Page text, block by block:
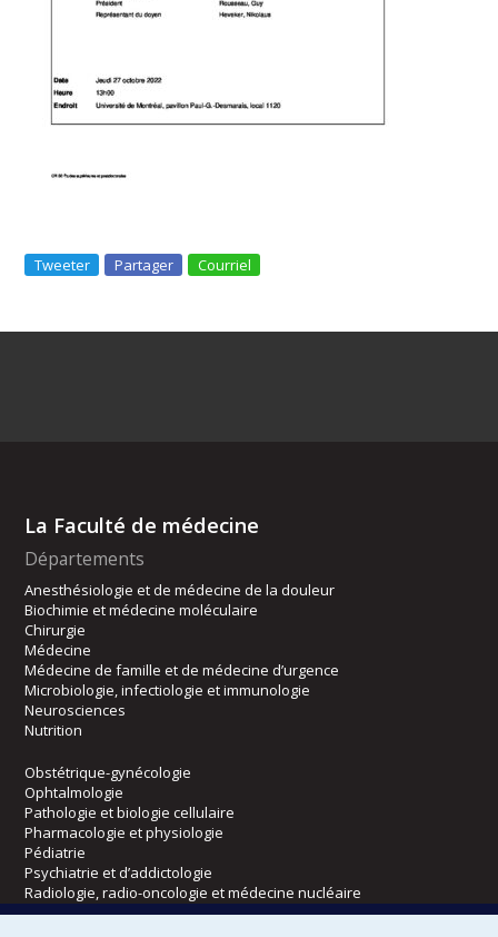
Tweeter Partager Courriel
La Faculté de médecine
Départements
Anesthésiologie et de médecine de la douleur
Biochimie et médecine moléculaire
Chirurgie
Médecine
Médecine de famille et de médecine d’urgence
Microbiologie, infectiologie et immunologie
Neurosciences
Nutrition
Obstétrique-gynécologie
Ophtalmologie
Pathologie et biologie cellulaire
Pharmacologie et physiologie
Pédiatrie
Psychiatrie et d’addictologie
Radiologie, radio-oncologie et médecine nucléaire